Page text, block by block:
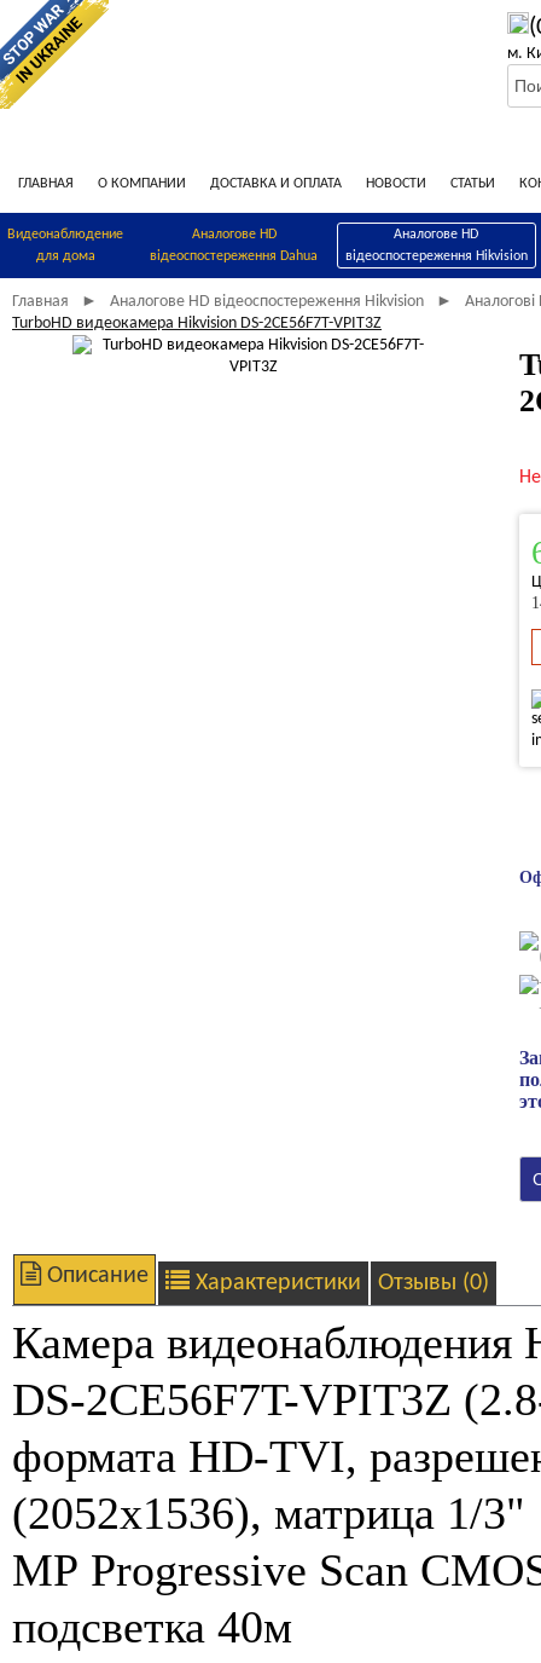
м.
ГЛАВНАЯ О КОМПАНИИ ДОСТАВКА И ОПЛАТА НОВОСТИ СТАТЬИ
Видеонаблюдение
для дома
Аналогове HD
відеоспостереження Dahua
Аналогове HD
відеоспостереження Hikvision
Главная ► Аналогове HD відеоспостереження Hikvision ►
TurboHD видеокамера Hikvision DS-2CE56F7T-VPIT3Z
Описание Характеристики Отзывы (0)
Камера видеонаблюдения
DS-2CE56F7T-VPIT3Z
формата HD-TVI,
(2052x1536), матрица 1/
MP Progressive Scan
подсветка 40м